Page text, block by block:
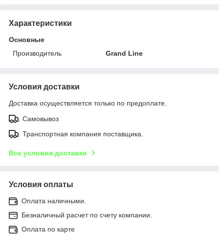
Характеристики
Основные
Производитель
Grand Line
Условия доставки
Доставка осуществляется только по предоплате.
Самовывоз
Транспортная компания поставщика.
Все условия доставки
Условия оплаты
Оплата наличными.
Безналичный расчет по счету компании.
Оплата по карте